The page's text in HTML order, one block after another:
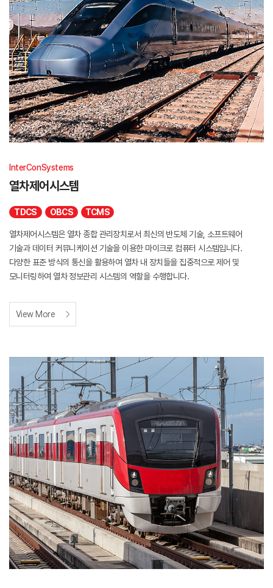
InterConSystems
열차제어시스템
TDCS OBCS TCMS
열차제어시스템은 열차 종합 관리장치로서 최신의 반도체 기술, 소프트웨어
기술과 데이터 커뮤니케이션 기술을 이용한 마이크로 컴퓨터 시스템입니다.
다양한 표준 방식의 통신을 활용하여 열차 내 장치들을 집중적으로 제어 및
모니터링하여 열차 정보관리 시스템의 역할을 수행합니다.
View More